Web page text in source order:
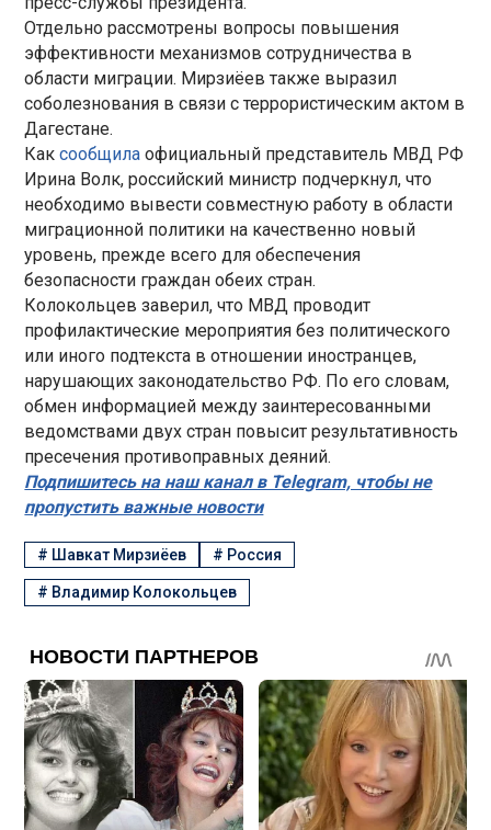
Отдельно рассмотрены вопросы повышения
эффективности механизмов сотрудничества в
области миграции. Мирзиёев также выразил
соболезнования в связи с террористическим актом в
Дагестане.
Каксообщилаофициальный представитель МВД РФ
Ирина Волк, российский министр подчеркнул, что
необходимо вывести совместную работу в области
миграционной политики на качественно новый
уровень, прежде всего для обеспечения
безопасности граждан обеих стран.
Колокольцев заверил, что МВД проводит
профилактические мероприятия без политического
или иного подтекста в отношении иностранцев,
нарушающих законодательство РФ. По его словам,
обмен информацией между заинтересованными
ведомствами двух стран повысит результативность
пресечения противоправных деяний.
Подпишитесь на наш канал в Telegram, чтобы не
пропустить важные новости
# Шавкат Мирзиёев # Россия
# Владимир Колокольцев